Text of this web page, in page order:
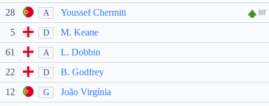
28 A Youssef Chermiti 88'
5 D
M. Keane
61
A
L. Dobbin
22
D
B. Godfrey
12
G
João Virgínia